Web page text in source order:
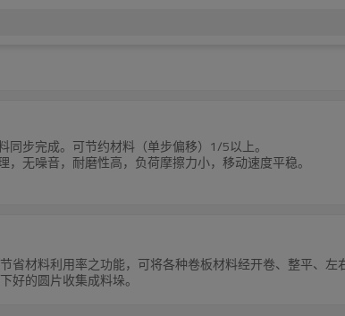
步完成。可节约材料（单步偏移）1/5以上。
无噪音，耐磨性高，负荷摩擦力小，移动速度平稳。
省材料利用率之功能，可将各种卷板材料经开卷、整平、
好的圆片收集成料垛。